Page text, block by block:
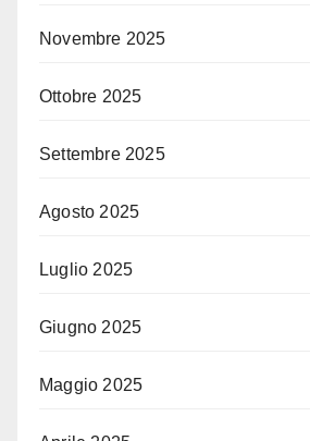
Novembre 2025
Ottobre 2025
Settembre 2025
Agosto 2025
Luglio 2025
Giugno 2025
Maggio 2025